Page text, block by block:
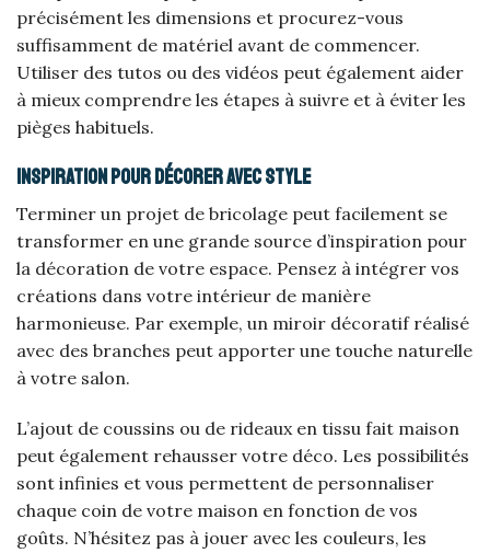
précisément les dimensions et procurez-vous
suffisamment de matériel avant de commencer.
Utiliser des tutos ou des vidéos peut également aider
à mieux comprendre les étapes à suivre et à éviter les
pièges habituels.
Inspiration pour décorer avec style
Terminer un projet de bricolage peut facilement se
transformer en une grande source d’inspiration pour
la décoration de votre espace. Pensez à intégrer vos
créations dans votre intérieur de manière
harmonieuse. Par exemple, un miroir décoratif réalisé
avec des branches peut apporter une touche naturelle
à votre salon.
L’ajout de coussins ou de rideaux en tissu fait maison
peut également rehausser votre déco. Les possibilités
sont infinies et vous permettent de personnaliser
chaque coin de votre maison en fonction de vos
goûts. N’hésitez pas à jouer avec les couleurs, les